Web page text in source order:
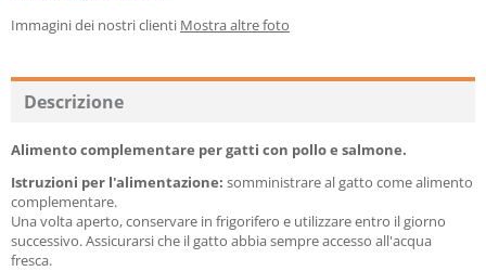
Immagini dei nostri clienti Mostra altre foto
Descrizione
Alimento complementare per gatti con pollo e salmone.
Istruzioni per l'alimentazione: somministrare al gatto come alimento
complementare.
Una volta aperto, conservare in frigorifero e utilizzare entro il giorno
successivo. Assicurarsi che il gatto abbia sempre accesso all'acqua
fresca.